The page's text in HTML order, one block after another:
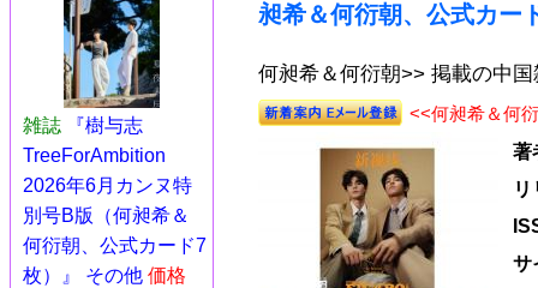
雑誌
『樹与志
TreeForAmbition
2026年6月カンヌ特
別号B版（何昶希＆
何衍朝、公式カード7
枚）』 その他 価格
昶希＆何衍朝、公式カー
何昶希＆何衍朝>> 掲載の中
<<何昶希＆何
著
サ